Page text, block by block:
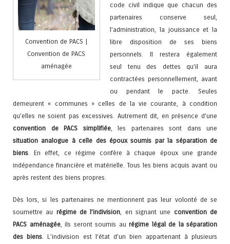
Convention de PACS |
Convention de PACS
aménagée
code civil indique que chacun des
partenaires conserve seul,
l’administration, la jouissance et la
libre disposition de ses biens
personnels. Il restera également
seul tenu des dettes qu’il aura
contractées personnellement, avant
ou pendant le pacte. Seules
demeurent « communes » celles de la vie courante, à condition
qu’elles ne soient pas excessives. Autrement dit, en présence d’une
convention de PACS simplifiée, les partenaires sont dans une
situation analogue à celle des époux soumis par la séparation de
biens . En effet, ce régime confère à chaque époux une grande
indépendance financière et matérielle. Tous les biens acquis avant ou
après restent des biens propres.
Dès lors, si les partenaires ne mentionnent pas leur volonté de se
soumettre au régime de l’indivision , en signant une convention de
PACS aménagée, ils seront soumis au régime légal de la séparation
des biens . L’indivision est l’état d’un bien appartenant à plusieurs